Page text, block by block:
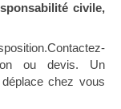
civile,
ou devis. Un
chez vous